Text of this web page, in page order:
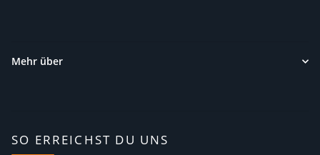
Mehr über
SO ERREICHST DU UNS